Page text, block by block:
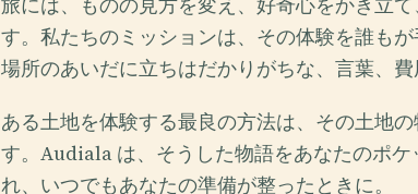
す。私たちのミッションは、その体験を誰も
場所のあいだに立ちはだかりがちな、言葉、
ある土地を体験する最良の方法は、その土地
す。Audiala は、そうした物語をあなたのポ
れ、いつでもあなたの準備が整ったときに。